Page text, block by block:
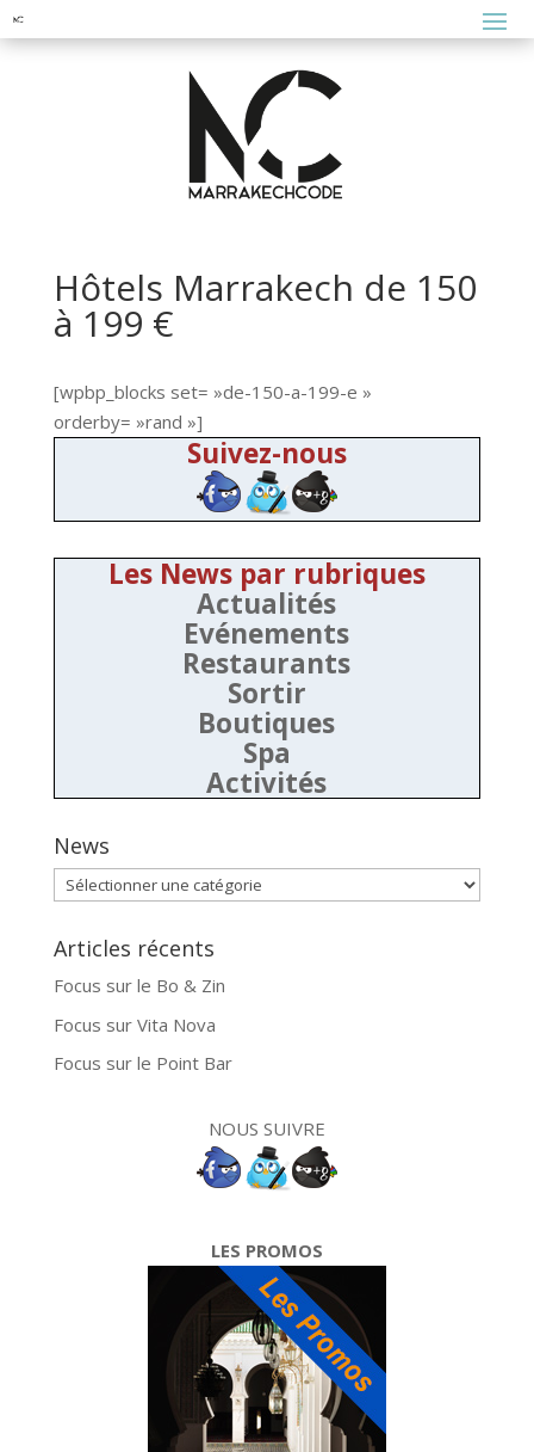
Hôtels Marrakech de 150
à 199 €
[wpbp_blocks set= »de-150-a-199-e »
orderby= »rand »]
Suivez-nous
Les News par rubriques
Actualités
Evénements
Restaurants
Sortir
Boutiques
Spa
Activités
News
News
Articles récents
Focus sur le Bo & Zin
Focus sur Vita Nova
Focus sur le Point Bar
NOUS SUIVRE
LES PROMOS